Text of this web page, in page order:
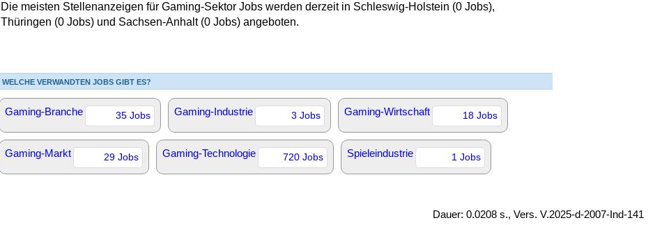
Die meisten Stellenanzeigen für Gaming-Sektor Jobs werden derzeit in Schleswig-Holstein (0 Jobs),
Thüringen (0 Jobs) und Sachsen-Anhalt (0 Jobs) angeboten.
WELCHE VERWANDTEN JOBS GIBT ES?
Gaming-Branche 35 Jobs Gaming-Industrie 3 Jobs Gaming-Wirtschaft 18 Jobs
Gaming-Markt 29 Jobs Gaming-Technologie 720 Jobs Spieleindustrie 1 Jobs
Dauer: 0.0208 s., Vers. V.2025-d-2007-Ind-141